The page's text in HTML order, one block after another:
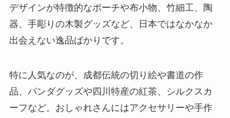
デザインが特徴的なポーチや布小物、竹細工、陶
器、手彫りの木製グッズなど、日本ではなかなか
出会えない逸品ばかりです。
特に人気なのが、成都伝統の切り絵や書道の作
品、パンダグッズや四川特産の紅茶、シルクスカ
ーフなど。おしゃれさんにはアクセサリーや手作